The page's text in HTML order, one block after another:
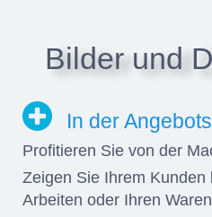
Bilder und
In der
Profitieren Sie von der
Zeigen Sie Ihrem
Arbeiten oder Ihren